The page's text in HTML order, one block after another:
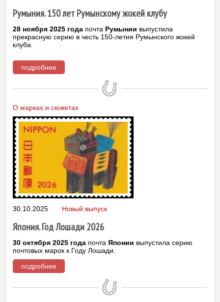
Румыния. 150 лет Румынскому жокей клубу
28 ноября 2025 года почта Румынии выпустила
прекрасную серию в честь 150-летия Румынского жокей
клуба.
подробнее
О марках и сюжетах
30.10.2025
Япония. Год Лошади 2026
Новый выпуск
30 октября 2025 года почта Японии выпустила серию
почтовых марок к Году Лошади.
подробнее